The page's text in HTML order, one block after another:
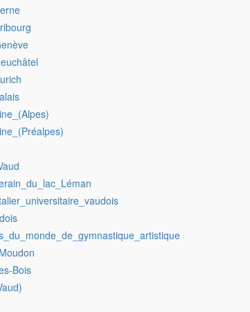
Bois